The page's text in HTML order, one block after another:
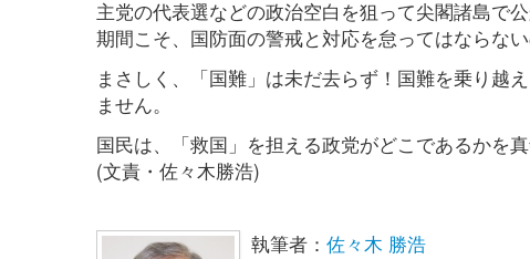
主党の代表選などの政治空白を狙って尖閣諸島で
期間こそ、国防面の警戒と対応を怠ってはならない
まさしく、「国難」は未だ去らず！国難を乗り越
ません。
国民は、「救国」を担える政党がどこであるかを
(文責・佐々木勝浩)
執筆者： 佐々木 勝浩